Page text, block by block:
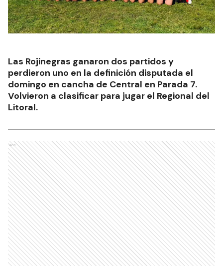
Las Rojinegras ganaron dos partidos y
perdieron uno en la definición disputada el
domingo en cancha de Central en Parada 7.
Volvieron a clasificar para jugar el Regional del
Litoral.
Ads